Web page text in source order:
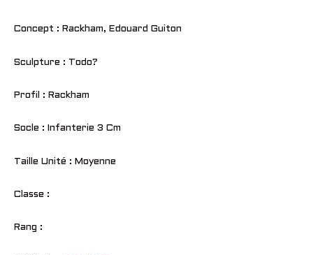
Concept : Rackham, Edouard Guiton
Sculpture : Todo?
Profil : Rackham
Socle : Infanterie 3 Cm
Taille Unité : Moyenne
Classe :
Rang :